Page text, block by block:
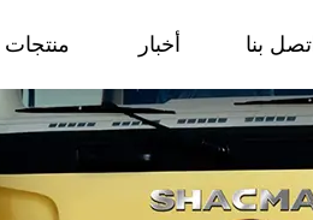
منتجات أخبار اتصل بنا